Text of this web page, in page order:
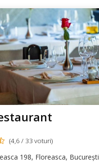
(4,6 / 33 voturi)
198, Floreasca, București